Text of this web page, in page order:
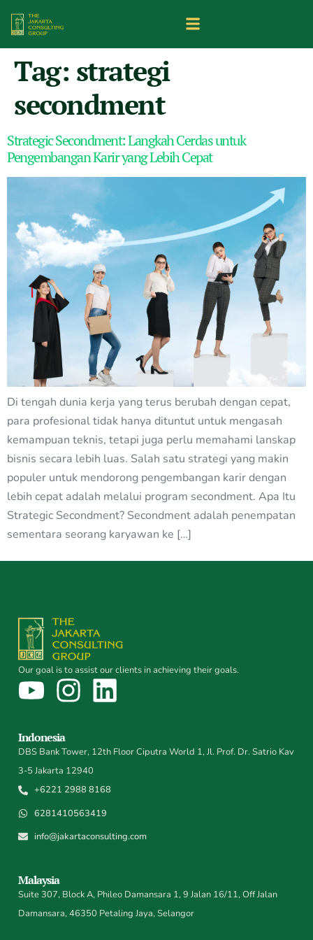
Tag: strategi
secondment
Strategic Secondment: Langkah Cerdas untuk
Pengembangan Karir yang Lebih Cepat
Di tengah dunia kerja yang terus berubah dengan cepat,
para profesional tidak hanya dituntut untuk mengasah
kemampuan teknis, tetapi juga perlu memahami lanskap
bisnis secara lebih luas. Salah satu strategi yang makin
populer untuk mendorong pengembangan karir dengan
lebih cepat adalah melalui program secondment. Apa Itu
Strategic Secondment? Secondment adalah penempatan
sementara seorang karyawan ke […]
Our goal is to assist our clients in achieving their goals.
Indonesia
DBS Bank Tower, 12th Floor Ciputra World 1, Jl. Prof. Dr. Satrio Kav
3-5 Jakarta 12940
+6221 2988 8168
6281410563419
info@jakartaconsulting.com
Malaysia
Suite 307, Block A, Phileo Damansara 1, 9 Jalan 16/11, Off Jalan
Damansara, 46350 Petaling Jaya, Selangor